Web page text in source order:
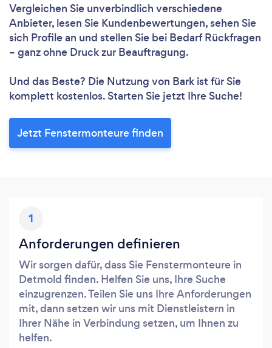
Vergleichen Sie unverbindlich verschiedene
Anbieter, lesen Sie Kundenbewertungen, sehen Sie
sich Profile an und stellen Sie bei Bedarf Rückfragen
– ganz ohne Druck zur Beauftragung.
Und das Beste? Die Nutzung von Bark ist für Sie
komplett kostenlos. Starten Sie jetzt Ihre Suche!
Jetzt Fenstermonteure finden
1
Anforderungen definieren
Wir sorgen dafür, dass Sie Fenstermonteure in
Detmold finden. Helfen Sie uns, Ihre Suche
einzugrenzen. Teilen Sie uns Ihre Anforderungen
mit, dann setzen wir uns mit Dienstleistern in
Ihrer Nähe in Verbindung setzen, um Ihnen zu
helfen.